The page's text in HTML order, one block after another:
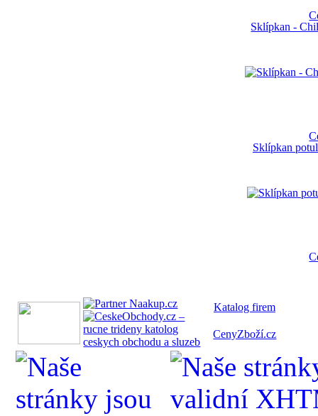
Sklípkan -
Sklípkan
Katalog firem
CenyZboží.cz